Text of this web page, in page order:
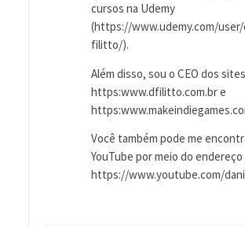
cursos na Udemy
(https://www.udemy.com/user/
filitto/).
Além disso, sou o CEO dos sites
https:www.dfilitto.com.br e
Você também pode me
YouTube por meio do endereço
https://www.youtube.com/